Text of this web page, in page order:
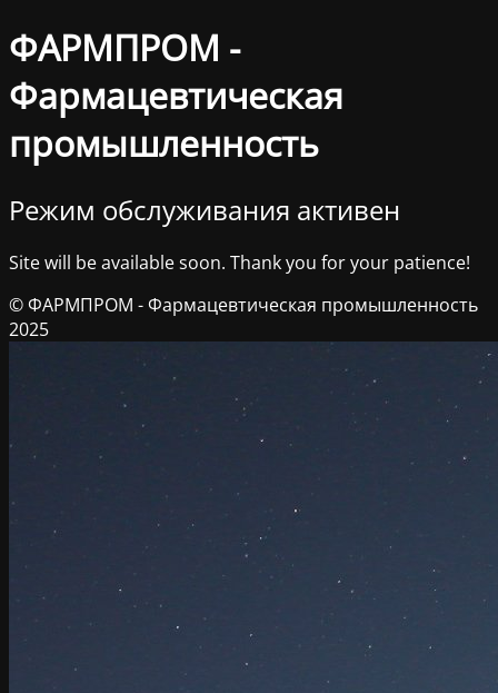
ФАРМПРОМ -
Фармацевтическая
промышленность
Режим обслуживания активен
Site will be available soon. Thank you for your patience!
© ФАРМПРОМ - Фармацевтическая промышленность
2025